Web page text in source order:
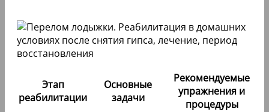
Этап
реабилитации
Основные
задачи
Рекомендуемые
упражнения и
процедуры